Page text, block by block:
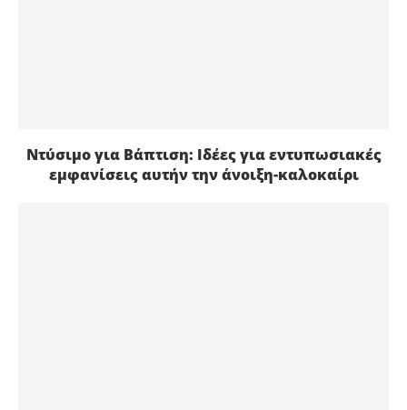
Ντύσιμο για Βάπτιση: Ιδέες για εντυπωσιακές
εμφανίσεις αυτήν την άνοιξη-καλοκαίρι